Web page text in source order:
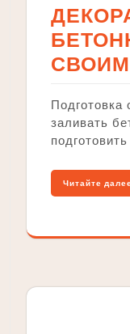
заливать
Читайте